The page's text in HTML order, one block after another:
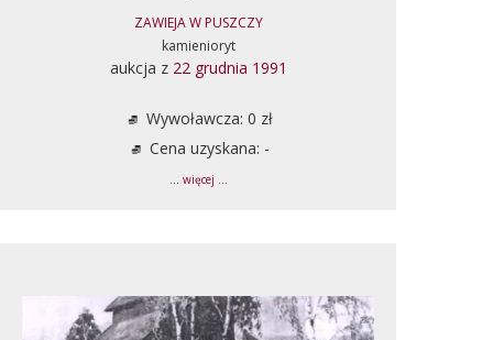
ZAWIEJA W PUSZCZY
kamienioryt
aukcja z 22 grudnia 1991
Wywoławcza: 0 zł
Cena uzyskana: -
... więcej ...